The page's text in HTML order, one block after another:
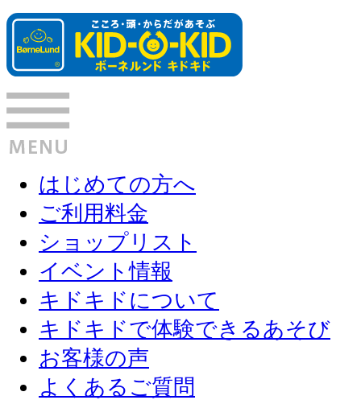
はじめての方へ
ご利用料金
ショップリスト
イベント情報
キドキドについて
キドキドで体験できるあそび
お客様の声
よくあるご質問